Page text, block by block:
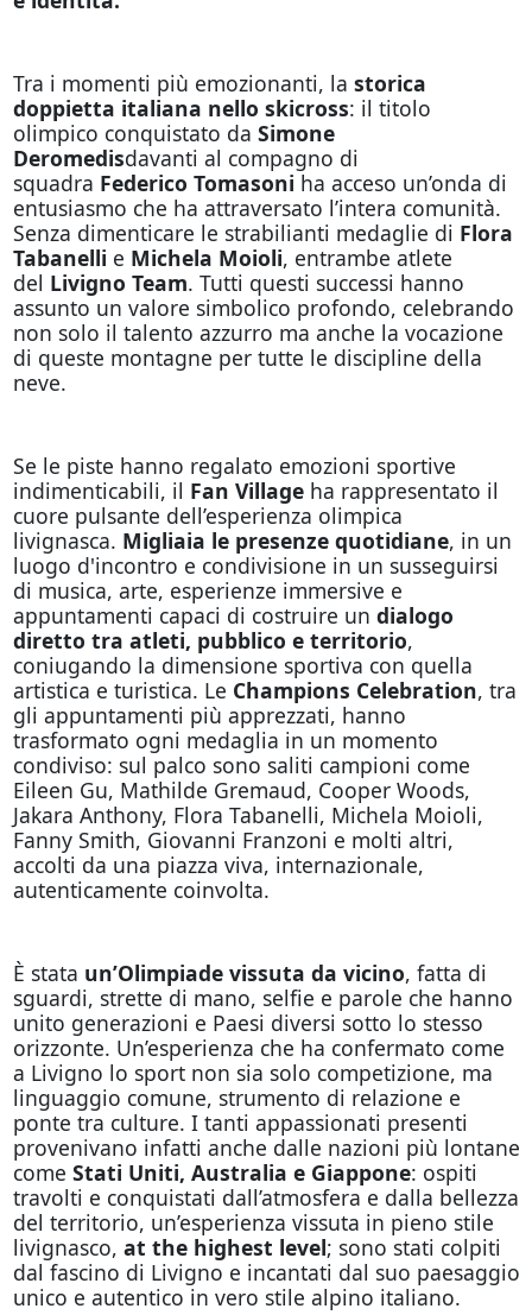
Tra i momenti più emozionanti, la storica
doppietta italiana nello skicross: il titolo
olimpico conquistato da Simone
Deromedisdavanti al compagno di
squadra Federico Tomasoni ha acceso un’onda di
entusiasmo che ha attraversato l’intera comunità.
Senza dimenticare le strabilianti medaglie di Flora
Tabanelli e Michela Moioli, entrambe atlete
del Livigno Team. Tutti questi successi hanno
assunto un valore simbolico profondo, celebrando
non solo il talento azzurro ma anche la vocazione
di queste montagne per tutte le discipline della
neve.
Se le piste hanno regalato emozioni sportive
indimenticabili, il Fan Villageha rappresentato il
cuore pulsante dell’esperienza olimpica
livignasca. Migliaia le presenze quotidiane, in un
luogo d'incontro e condivisione in un susseguirsi
di musica, arte, esperienze immersive e
appuntamenti capaci di costruire un dialogo
diretto tra atleti, pubblico e territorio,
coniugando la dimensione sportiva con quella
artistica e turistica. Le Champions Celebration, tra
gli appuntamenti più apprezzati, hanno
trasformato ogni medaglia in un momento
condiviso: sul palco sono saliti campioni come
Eileen Gu, Mathilde Gremaud, Cooper Woods,
Jakara Anthony, Flora Tabanelli, Michela Moioli,
Fanny Smith, Giovanni Franzoni e molti altri,
accolti da una piazza viva, internazionale,
autenticamente coinvolta.
È stata un’Olimpiade vissuta da vicino, fatta di
sguardi, strette di mano, selfie e parole che hanno
unito generazioni e Paesi diversi sotto lo stesso
orizzonte. Un’esperienza che ha confermato come
a Livigno lo sport non sia solo competizione, ma
linguaggio comune, strumento di relazione e
ponte tra culture. I tanti appassionati presenti
provenivano infatti anche dalle nazioni più lontane
come Stati Uniti, Australia e Giappone: ospiti
travolti e conquistati dall’atmosfera e dalla bellezza
del territorio, un’esperienza vissuta in pieno stile
livignasco, at the highest level; sono stati colpiti
dal fascino di Livigno e incantati dal suo paesaggio
unico e autentico in vero stile alpino italiano.